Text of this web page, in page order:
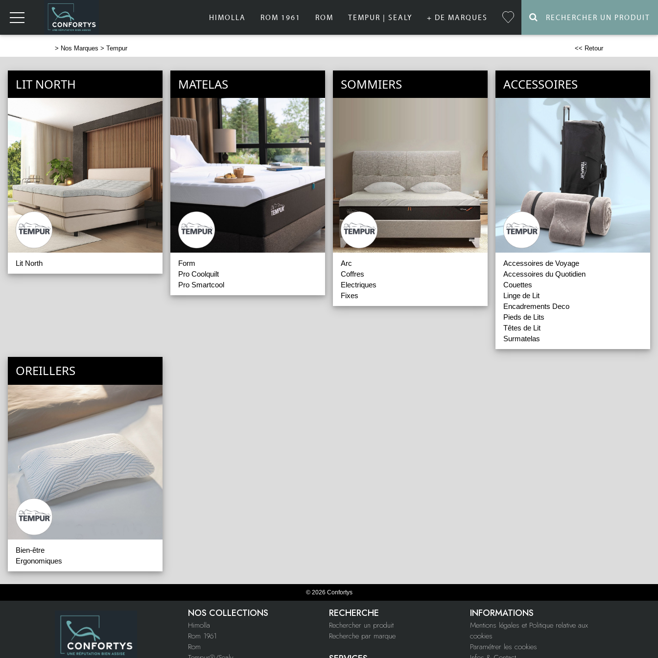
HIMOLLA ROM 1961 ROM TEMPUR | SEALY + DE MARQUES RECHERCHER UN PRODUIT
> Nos Marques > Tempur << Retour
LIT NORTH
Lit North
MATELAS
Form
Pro Coolquilt
Pro Smartcool
SOMMIERS
Arc
Coffres
Electriques
Fixes
ACCESSOIRES
Accessoires de Voyage
Accessoires du Quotidien
Couettes
Linge de Lit
Encadrements Deco
Pieds de Lits
Têtes de Lit
Surmatelas
OREILLERS
Bien-être
Ergonomiques
© 2026 Confortys
NOS COLLECTIONS
Himolla
Rom 1961
Rom
RECHERCHE
Rechercher un produit
Recherche par marque
INFORMATIONS
Mentions légales et Politique relative aux
cookies
Paramétrer les cookies